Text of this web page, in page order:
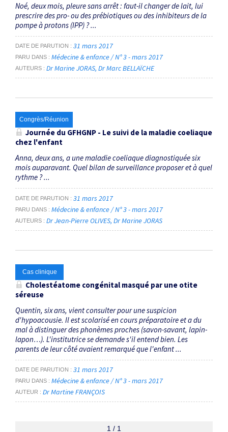
Noé, deux mois, pleure sans arrêt : faut-il changer de lait, lui
prescrire des pro- ou des prébiotiques ou des inhibiteurs de la
pompe à protons (IPP) ? ...
DATE DE PARUTION 31 mars 2017
PARU DANS Médecine & enfance / N° 3 - mars 2017
AUTEURS Dr Marine JORAS Dr Marc BELLAÏCHE
Congrès/Réunion
Journée du GFHGNP - Le suivi de la maladie coeliaque
chez l'enfant
Anna, deux ans, a une maladie coeliaque diagnostiquée six
mois auparavant. Quel bilan de surveillance proposer et à quel
rythme ? ...
DATE DE PARUTION 31 mars 2017
PARU DANS Médecine & enfance / N° 3 - mars 2017
AUTEURS Dr Jean-Pierre OLIVES Dr Marine JORAS
Cas clinique
Cholestéatome congénital masqué par une otite
séreuse
Quentin, six ans, vient consulter pour une suspicion
d'hypoacousie. Il est scolarisé en cours préparatoire et a du
mal à distinguer des phonèmes proches (savon-savant, lapin-
lapon…). L'institutrice se demande s'il entend bien. Les
parents de leur côté avaient remarqué que l'enfant ...
DATE DE PARUTION 31 mars 2017
PARU DANS Médecine & enfance / N° 3 - mars 2017
AUTEUR Dr Martine FRANÇOIS
1 / 1